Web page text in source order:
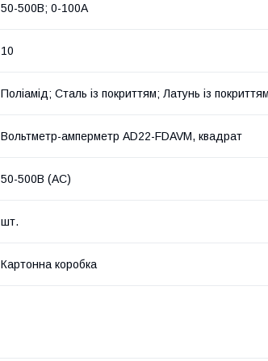
50-500В; 0-100A
10
Поліамід; Сталь із покриттям; Латунь із покриттям
Вольтметр-амперметр AD22-FDAVM, квадрат
50-500В (AC)
шт.
Картонна коробка